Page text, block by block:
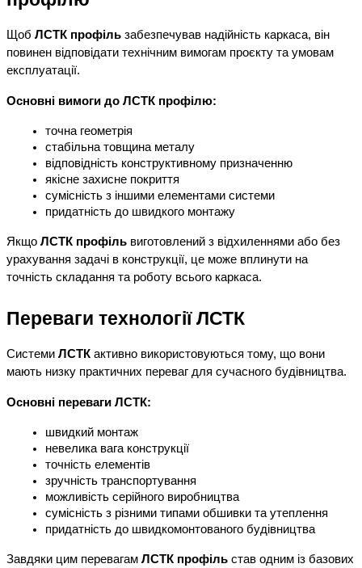
Щоб ЛСТК профіль забезпечував надійність каркаса, він
повинен відповідати технічним вимогам проєкту та умовам
експлуатації.
Основні вимоги до ЛСТК профілю:
точна геометрія
стабільна товщина металу
відповідність конструктивному призначенню
якісне захисне покриття
сумісність з іншими елементами системи
придатність до швидкого монтажу
Якщо ЛСТК профіль виготовлений з відхиленнями або без
урахування задачі в конструкції, це може вплинути на
точність складання та роботу всього каркаса.
Переваги технології ЛСТК
Системи ЛСТК активно використовуються тому, що вони
мають низку практичних переваг для сучасного будівництва.
Основні переваги ЛСТК:
швидкий монтаж
невелика вага конструкції
точність елементів
зручність транспортування
можливість серійного виробництва
сумісність з різними типами обшивки та утеплення
придатність до швидкомонтованого будівництва
Завдяки цим перевагам ЛСТК профіль став одним із базових